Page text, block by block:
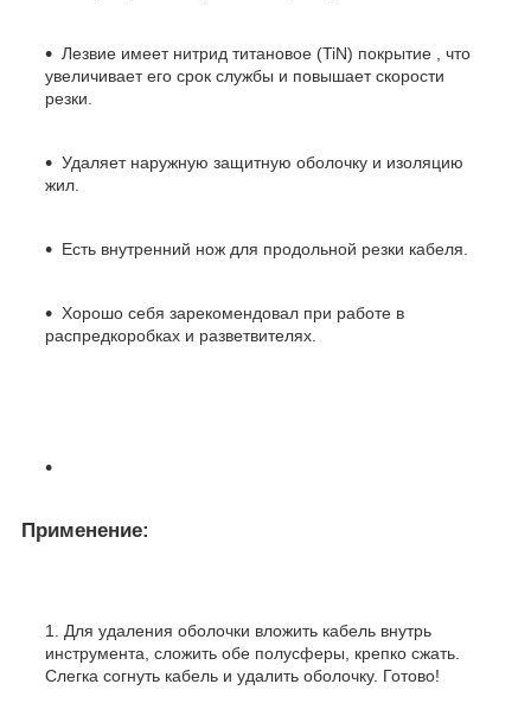
Лезвие имеет нитрид титановое (TiN) покрытие , что
увеличивает его срок службы и повышает скорости
резки.
Удаляет наружную защитную оболочку и изоляцию
жил.
Есть внутренний нож для продольной резки кабеля.
Хорошо себя зарекомендовал при работе в
распредкоробках и разветвителях.
Применение:
Для удаления оболочки вложить кабель внутрь
инструмента, сложить обе полусферы, крепко сжать.
Слегка согнуть кабель и удалить оболочку. Готово!